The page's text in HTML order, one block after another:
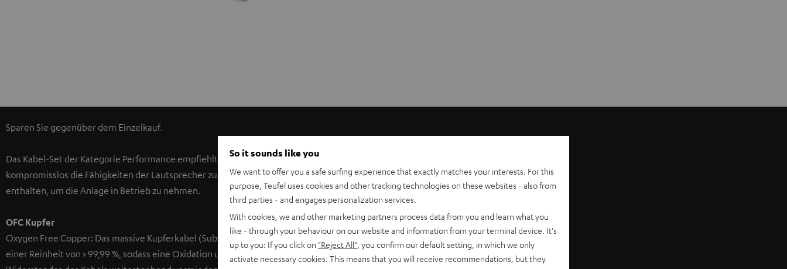
Sparen Sie gegenüber dem Einzelkauf.
Das Kabel-Set der Kategorie Performance empfiehlt sich für hochwertige Heimkino-Anlagen mit 2 Subwoofern in denen
kompromisslos die Fähigkeiten der Lautsprecher zum Tragen kommen sollen. In dem Kabel-Set sind alle Bestandteile
enthalten, um die Anlage in Betrieb zu nehmen.
OFC Kupfer
Oxygen Free Copper: Das massive Kupferkabel (Subwoofer und Lautsprecherkabel) besteht aus Sauerstoff-freiem Kupfer mit
einer Reinheit von > 99,99 %, sodass eine Oxidation und damit eine Beeinträchtigung der Leitfähigkeit bzw. Erhöhung des
So it sounds like you
We want to offer you a safe surfing experience that exactly matches your interests. For this
purpose, Teufel uses cookies and other tracking technologies on these websites - also from
third parties - and engages personalization services.
With cookies, we and other marketing partners process data from you and learn what you
like - through your behaviour on our website and information from your terminal device. It's
up to you: If you click on "Reject All" , you confirm our default setting, in which we only
activate necessary cookies. This means that you will receive recommendations, but they